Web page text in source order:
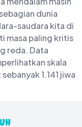
dunia
saudara kita di
masa paling kritis
reda. Data
skala
1.141 jiwa